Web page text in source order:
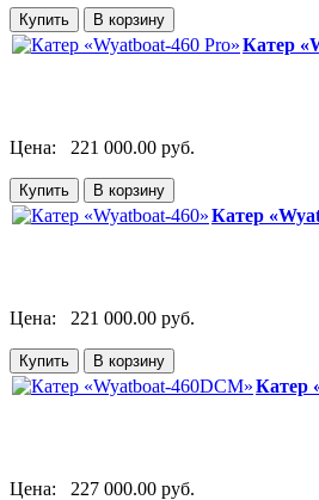
Катер
Цена: 221 000.00 руб.
Катер
Цена: 221 000.00 руб.
Катер
Цена: 227 000.00 руб.